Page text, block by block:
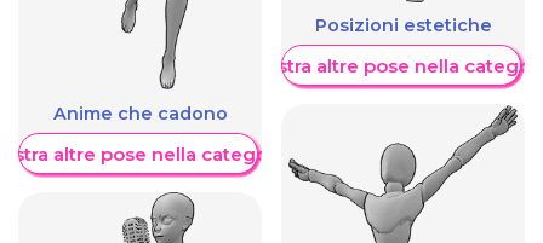
Anime che cadono
altre pose nella categoria
Posizioni estetiche
Mostra altre pose nella